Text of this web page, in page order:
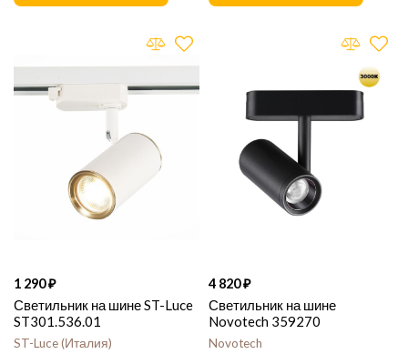
1 290
Светильник на шине ST-Luce
ST301.536.01
ST-Luce Италия
4 820
Светильник на шине
Novotech 359270
Novotech